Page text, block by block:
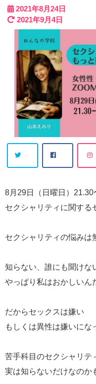
2021年8月24日
2021年9月4日
8月29日（日曜日）21.30
セクシャリティに関する
セクシャリティの悩みは
知らない、誰にも聞けな
やっぱり私はおかしいん
だからセックスは嫌い
もしくは異性は嫌いにな
苦手科目のセクシャリテ
実は知らないだけなのか